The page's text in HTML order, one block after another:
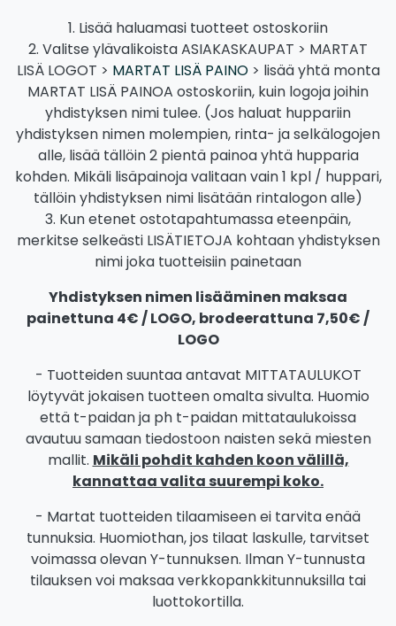
1. Lisää haluamasi tuotteet ostoskoriin
2. Valitse ylävalikoista ASIAKASKAUPAT > MARTAT
LISÄ LOGOT > MARTAT LISÄ PAINO> lisää yhtä monta
MARTAT LISÄ PAINOA ostoskoriin, kuin logoja joihin
yhdistyksen nimi tulee. (Jos haluat huppariin
yhdistyksen nimen molempien, rinta- ja selkälogojen
alle, lisää tällöin 2 pientä painoa yhtä hupparia
kohden. Mikäli lisäpainoja valitaan vain 1 kpl / huppari,
tällöin yhdistyksen nimi lisätään rintalogon alle)
3. Kun etenet ostotapahtumassa eteenpäin,
merkitse selkeästi LISÄTIETOJA kohtaan yhdistyksen
nimi joka tuotteisiin painetaan
Yhdistyksen nimen lisääminen maksaa
painettuna 4€ / LOGO, brodeerattuna 7,50€ /
LOGO
- Tuotteiden suuntaa antavat MITTATAULUKOT
löytyvät jokaisen tuotteen omalta sivulta. Huomio
että t-paidan ja ph t-paidan mittataulukoissa
avautuu samaan tiedostoon naisten sekä miesten
mallit. Mikäli pohdit kahden koon välillä,
kannattaa valita suurempi koko.
- Martat tuotteiden tilaamiseen ei tarvita enää
tunnuksia. Huomiothan, jos tilaat laskulle, tarvitset
voimassa olevan Y-tunnuksen. Ilman Y-tunnusta
tilauksen voi maksaa verkkopankkitunnuksilla tai
luottokortilla.